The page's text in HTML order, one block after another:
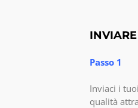
Passo 1
Inviaci i
qualità